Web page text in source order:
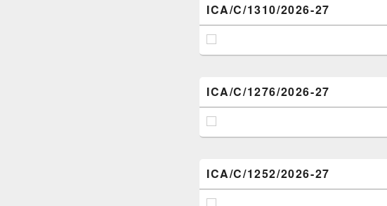
ICA/C/1310/2026-27
ICA/C/1276/2026-27
ICA/C/1252/2026-27